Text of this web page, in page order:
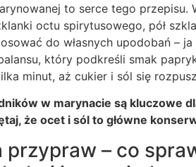
to serce tego
octu spirytusowego, pół
do własnych upodobań –
który podkreśli smak
minut, aż cukier i sól się
w marynacie są kluczowe
że ocet i sól to główne
przypraw – co